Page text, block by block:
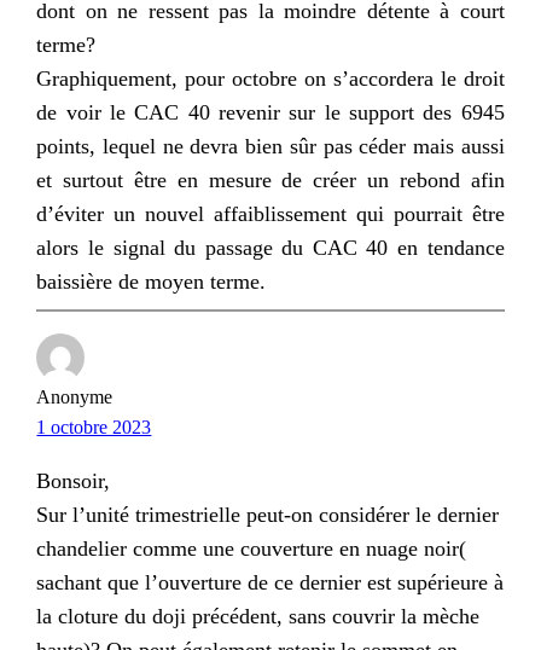
dont on ne ressent pas la moindre détente à court
terme?
Graphiquement, pour octobre on s’accordera le droit
de voir le CAC 40 revenir sur le support des 6945
points, lequel ne devra bien sûr pas céder mais aussi
et surtout être en mesure de créer un rebond afin
d’éviter un nouvel affaiblissement qui pourrait être
alors le signal du passage du CAC 40 en tendance
baissière de moyen terme.
Anonyme
1 octobre 2023
Bonsoir,
Sur l’unité trimestrielle peut-on considérer le dernier
chandelier comme une couverture en nuage noir(
sachant que l’ouverture de ce dernier est supérieure à
la cloture du doji précédent, sans couvrir la mèche